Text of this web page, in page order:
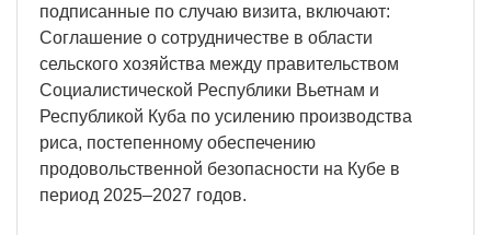
подписанные по случаю визита, включают:
Соглашение о сотрудничестве в области
сельского хозяйства между правительством
Социалистической Республики Вьетнам и
Республикой Куба по усилению производства
риса, постепенному обеспечению
продовольственной безопасности на Кубе в
период 2025–2027 годов.